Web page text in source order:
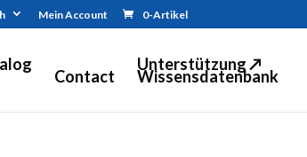
Mein Account 0-Artikel
Contact
Unterstützung ↗
Wissensdatenbank